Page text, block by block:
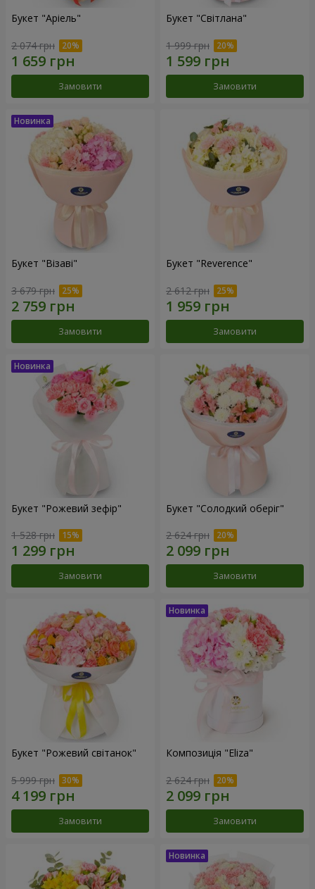
Букет "Аріель"
2 074 грн
Замовити
Букет "Світлана"
1 999 грн
Замовити
Букет "Візаві"
3 679 грн
Замовити
Букет "Reverence"
2 612 грн
Замовити
Букет "Рожевий зефір"
1 528 грн
Замовити
Букет "Солодкий оберіг"
2 624 грн
Замовити
Букет "Рожевий світанок"
5 999 грн
Замовити
Композиція "Eliza"
2 624 грн
Замовити